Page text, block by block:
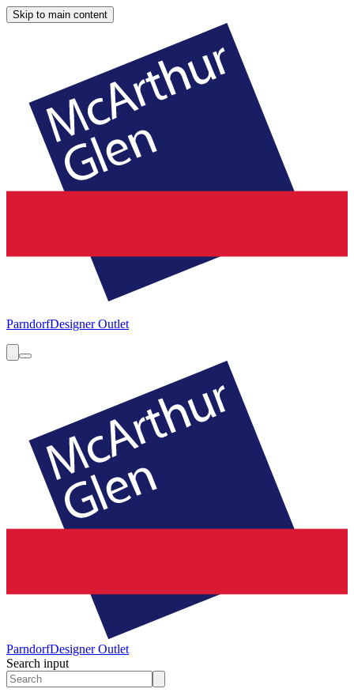
Skip to main content
ParndorfDesigner Outlet
ParndorfDesigner Outlet
Search input